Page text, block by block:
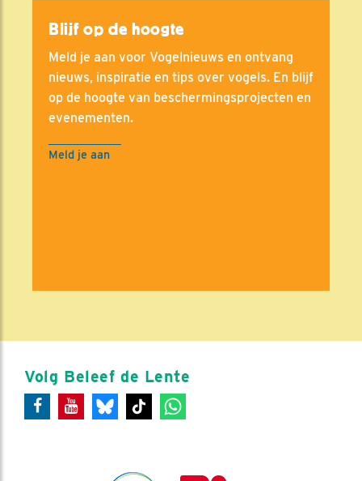
Blijf op de hoogte
Meld je aan voor Vogelnieuws en ontvang
nieuws, inspiratie en tips over vogels. En blijf
op de hoogte van beschermingsprojecten en
evenementen.
Meld je aan
Volg Beleef de Lente